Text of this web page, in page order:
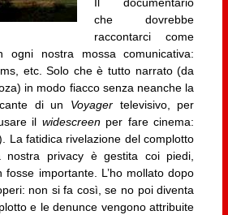
che dovrebbe
raccontarci come
ogni nostra mossa comunicativa:
etc. Solo che è tutto narrato (da
in modo fiacco senza neanche la
di un Voyager televisivo, per
il widescreen per fare cinema:
La fatidica rivelazione del complotto
nostra privacy è gestita coi piedi,
importante. L’ho mollato dopo
non si fa così, se no poi diventa
e le denunce vengono attribuite